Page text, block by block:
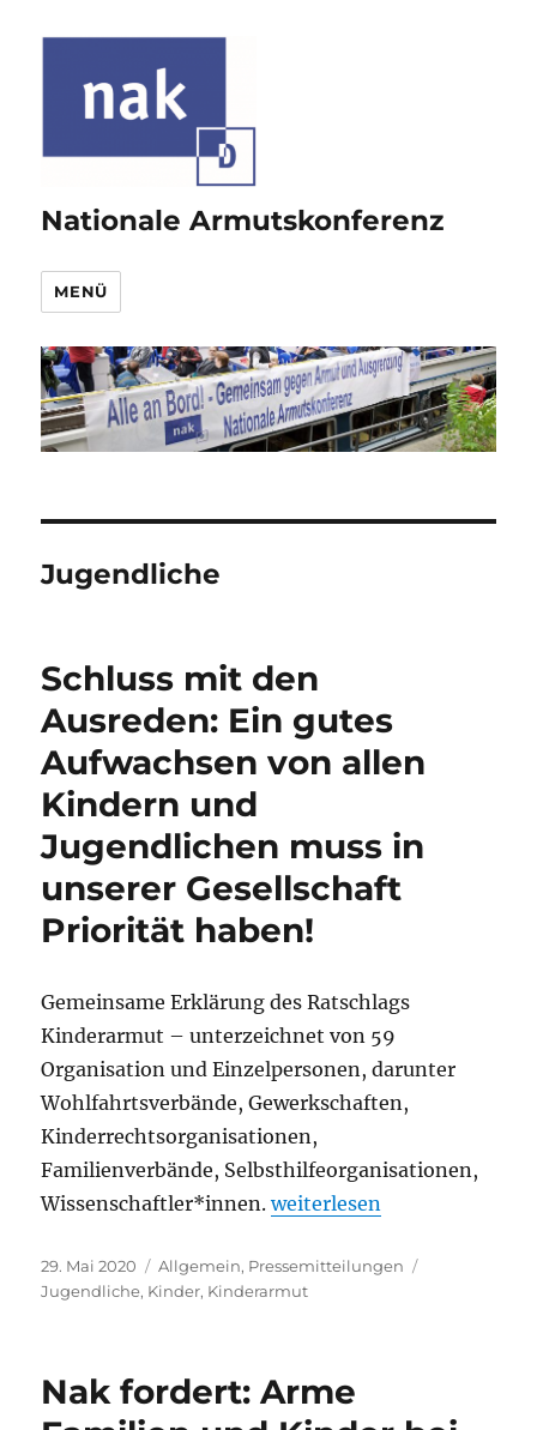
Nationale Armutskonferenz
MENÜ
Jugendliche
Schluss mit den
Ausreden: Ein gutes
Aufwachsen von allen
Kindern und
Jugendlichen muss in
unserer Gesellschaft
Priorität haben!
Gemeinsame Erklärung des Ratschlags
Kinderarmut – unterzeichnet von 59
Organisation und Einzelpersonen, darunter
Wohlfahrtsverbände, Gewerkschaften,
Kinderrechtsorganisationen,
Familienverbände, Selbsthilfeorganisationen,
Wissenschaftler*innen.„Schluss mit den
weiterlesen
Veröffentlicht
am
29. Mai 2020 Kategorien
Allgemein, Pressemitteilungen
Jugendliche, Kinder, Kinderarmut
Nak fordert: Arme